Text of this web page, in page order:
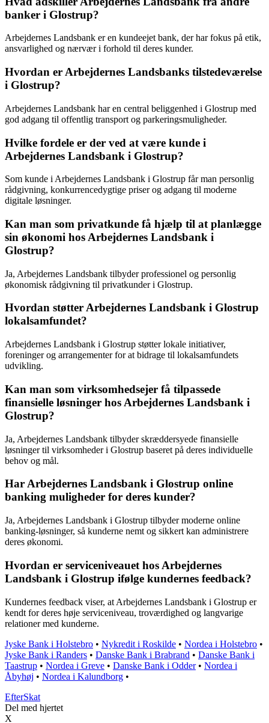
banker i Glostrup?
Arbejdernes Landsbank er en kundeejet bank, der har fokus på etik,
ansvarlighed og nærvær i forhold til deres kunder.
Hvordan er Arbejdernes Landsbanks tilstedeværelse
i Glostrup?
Arbejdernes Landsbank har en central beliggenhed i Glostrup med
god adgang til offentlig transport og parkeringsmuligheder.
Hvilke fordele er der ved at være kunde i
Arbejdernes Landsbank i Glostrup?
Som kunde i Arbejdernes Landsbank i Glostrup får man personlig
rådgivning, konkurrencedygtige priser og adgang til moderne
digitale løsninger.
Kan man som privatkunde få hjælp til at planlægge
sin økonomi hos Arbejdernes Landsbank i
Glostrup?
Ja, Arbejdernes Landsbank tilbyder professionel og personlig
økonomisk rådgivning til privatkunder i Glostrup.
Hvordan støtter Arbejdernes Landsbank i Glostrup
lokalsamfundet?
Arbejdernes Landsbank i Glostrup støtter lokale initiativer,
foreninger og arrangementer for at bidrage til lokalsamfundets
udvikling.
Kan man som virksomhedsejer få tilpassede
finansielle løsninger hos Arbejdernes Landsbank i
Glostrup?
Ja, Arbejdernes Landsbank tilbyder skræddersyede finansielle
løsninger til virksomheder i Glostrup baseret på deres individuelle
behov og mål.
Har Arbejdernes Landsbank i Glostrup online
banking muligheder for deres kunder?
Ja, Arbejdernes Landsbank i Glostrup tilbyder moderne online
banking-løsninger, så kunderne nemt og sikkert kan administrere
deres økonomi.
Hvordan er serviceniveauet hos Arbejdernes
Landsbank i Glostrup ifølge kundernes feedback?
Kundernes feedback viser, at Arbejdernes Landsbank i Glostrup er
kendt for deres høje serviceniveau, troværdighed og langvarige
relationer med kunderne.
Jyske Bank i Holstebro • Nykredit i Roskilde • Nordea i Holstebro •
Jyske Bank i Randers • Danske Bank i Brabrand • Danske Bank i
Taastrup • Nordea i Greve • Danske Bank i Odder• Nordea i
Åbyhøj • Nordea i Kalundborg •
EfterSkat
Del med hjertet
X